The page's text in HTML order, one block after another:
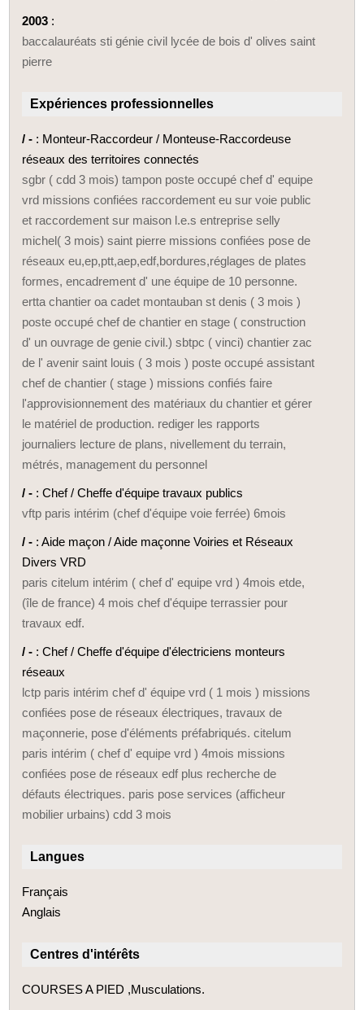
2003 :
baccalauréats sti génie civil lycée de bois d' olives saint
pierre
Expériences professionnelles
/ - : Monteur-Raccordeur / Monteuse-Raccordeuse
réseaux des territoires connectés
sgbr ( cdd 3 mois) tampon poste occupé chef d' equipe
vrd missions confiées raccordement eu sur voie public
et raccordement sur maison l.e.s entreprise selly
michel( 3 mois) saint pierre missions confiées pose de
réseaux eu,ep,ptt,aep,edf,bordures,réglages de plates
formes, encadrement d' une équipe de 10 personne.
ertta chantier oa cadet montauban st denis ( 3 mois )
poste occupé chef de chantier en stage ( construction
d' un ouvrage de genie civil.) sbtpc ( vinci) chantier zac
de l' avenir saint louis ( 3 mois ) poste occupé assistant
chef de chantier ( stage ) missions confiés faire
l'approvisionnement des matériaux du chantier et gérer
le matériel de production. rediger les rapports
journaliers lecture de plans, nivellement du terrain,
métrés, management du personnel
/ - : Chef / Cheffe d'équipe travaux publics
vftp paris intérim (chef d'équipe voie ferrée) 6mois
/ - : Aide maçon / Aide maçonne Voiries et Réseaux
Divers VRD
paris citelum intérim ( chef d' equipe vrd ) 4mois etde,
(île de france) 4 mois chef d'équipe terrassier pour
travaux edf.
/ - : Chef / Cheffe d'équipe d'électriciens monteurs
réseaux
lctp paris intérim chef d' équipe vrd ( 1 mois ) missions
confiées pose de réseaux électriques, travaux de
maçonnerie, pose d'éléments préfabriqués. citelum
paris intérim ( chef d' equipe vrd ) 4mois missions
confiées pose de réseaux edf plus recherche de
défauts électriques. paris pose services (afficheur
mobilier urbains) cdd 3 mois
Langues
Français
Anglais
Centres d'intérêts
COURSES A PIED ,Musculations.